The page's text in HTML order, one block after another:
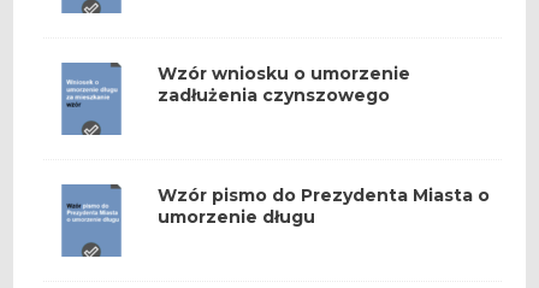
Wzór wniosku o umorzenie
zadłużenia czynszowego
Wzór pismo do Prezydenta Miasta o
umorzenie długu